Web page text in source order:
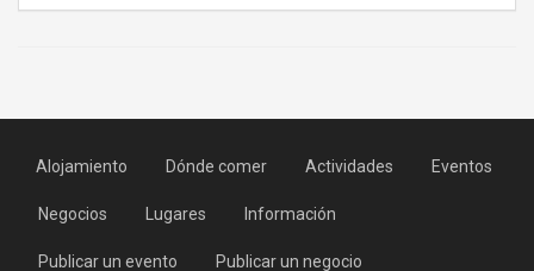
Alojamiento Dónde comer Actividades Eventos
Negocios Lugares Información
Publicar un evento Publicar un negocio